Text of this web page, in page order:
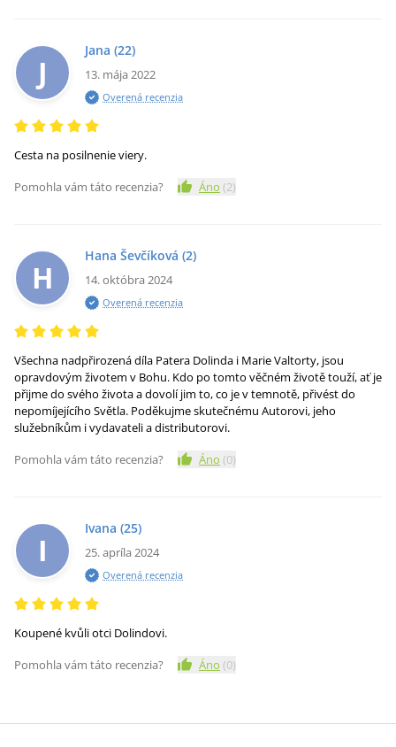
J
Jana (22)
13. mája 2022
Overená recenzia
Cesta na posilnenie viery.
Pomohla vám táto recenzia?
Áno (2)
H
Hana Ševčíková (2)
14. októbra 2024
Overená recenzia
Všechna nadpřirozená díla Patera Dolinda i Marie Valtorty, jsou
opravdovým životem v Bohu. Kdo po tomto věčném životě touží, ať je
přijme do svého života a dovolí jim to, co je v temnotě, přivést do
nepomíjejícího Světla. Poděkujme skutečnému Autorovi, jeho
služebníkům i vydavateli a distributorovi.
Pomohla vám táto recenzia?
Áno (0)
I
Ivana (25)
25. apríla 2024
Overená recenzia
Koupené kvůli otci Dolindovi.
Pomohla vám táto recenzia?
Áno (0)